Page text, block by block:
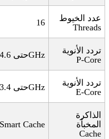
عدد الخيوط
Threads
16
تردد الأنوية
P-Core
حتى 4.6GHz
تردد الأنوية
E-Core
حتى 3.4GHz
الذاكرة
المخبأة
Cache
Cache